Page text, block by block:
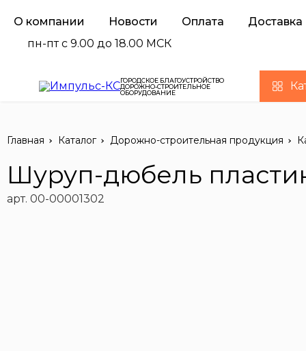
О компании Новости Оплата
Доставка
пн-пт с 9.00 до 18.00 МСК
ГОРОДСКОЕ БЛАГОУСТРОЙСТВО
ДОРОЖНО-СТРОИТЕЛЬНОЕ
ОБОРУДОВАНИЕ
Главная Каталог Дорожно-строительная продукция
Шуруп-дюбель
арт. 00-00001302